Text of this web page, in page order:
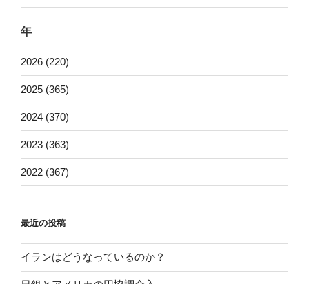
年
2026 (220)
2025 (365)
2024 (370)
2023 (363)
2022 (367)
最近の投稿
イランはどうなっているのか？